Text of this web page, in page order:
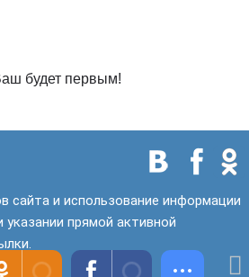
будет первым!
сайта и использование информации
прямой активной